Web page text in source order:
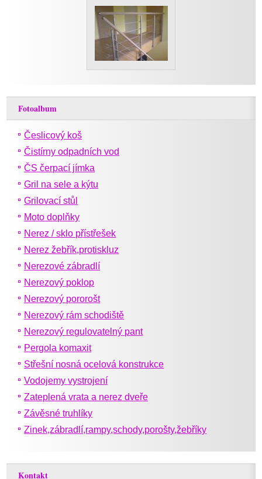
Fotoalbum
Česlicový koš
Čistírny odpadních vod
ČS čerpací jímka
Gril na sele a kýtu
Grilovací stůl
Moto doplňky
Nerez / sklo přístřešek
Nerez žebřík,protiskluz
Nerezové zábradlí
Nerezový poklop
Nerezový pororošt
Nerezový rám schodiště
Nerezový regulovatelný pant
Pergola komaxit
Střešní nosná ocelová konstrukce
Vodojemy vystrojení
Zateplená vrata a nerez dveře
Závěsné truhlíky
Zinek,zábradlí,rampy,schody,porošty,žebříky
Kontakt